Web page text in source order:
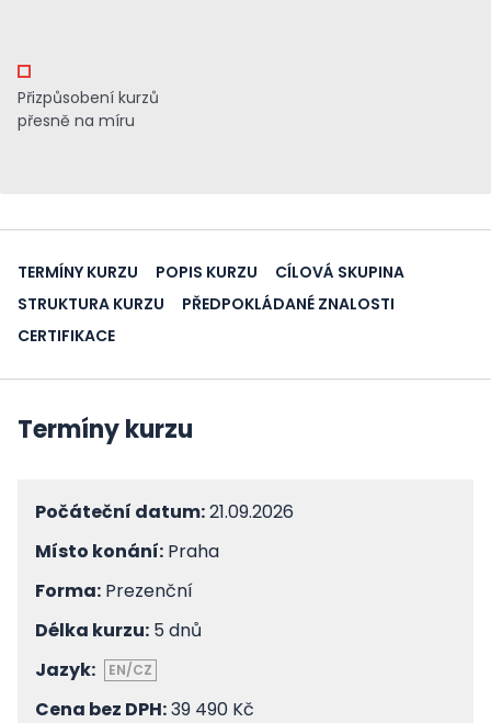
Přizpůsobení kurzů
přesně na míru
TERMÍNY KURZU POPIS KURZU
CÍLOVÁ SKUPINA
STRUKTURA KURZU
PŘEDPOKLÁDANÉ ZNALOSTI
CERTIFIKACE
Termíny kurzu
Počáteční datum:21.09.2026
Místo konání: Praha
Forma: Prezenční
Délka kurzu: 5 dnů
Jazyk:
EN/CZ
Cena bez DPH:39 490 Kč